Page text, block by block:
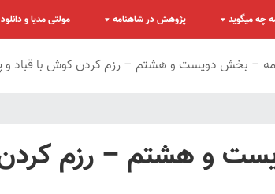
چه میگوید پژوهش در شاهنامه مولتی مدیا و دانلود
– بخش دویست و هشتم – رزم کردن کوش با قباد و
و هشتم – رزم کردن